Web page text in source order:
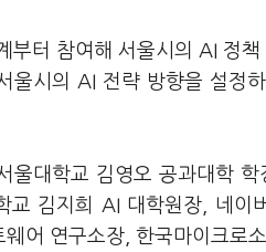
부터 참여해 서울시의 AI 정
시의 AI 전략 방향을 설정
대학교 김영오 공과대학 학
김지희 AI 대학원장, 네이
어 연구소장, 한국마이크로